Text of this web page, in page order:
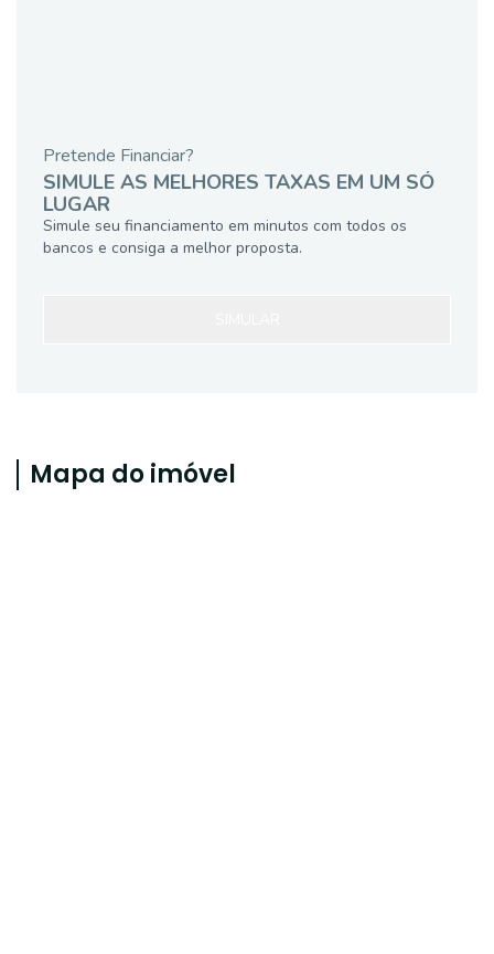
Pretende Financiar?
SIMULE AS MELHORES TAXAS EM UM SÓ
LUGAR
Simule seu financiamento em minutos com todos os
bancos e consiga a melhor proposta.
Mapa do imóvel